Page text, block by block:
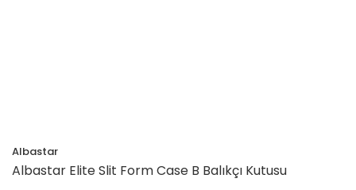
Albastar
Albastar Elite Slit Form Case B Balıkçı Kutusu